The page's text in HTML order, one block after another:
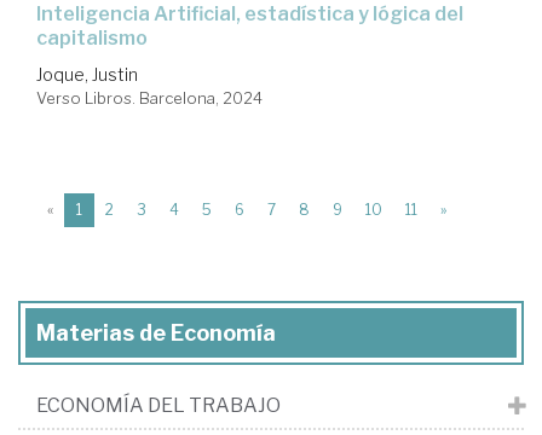
Inteligencia Artificial, estadística y lógica del
capitalismo
Joque, Justin
Verso Libros. Barcelona, 2024
« 1 (current)
2 3 4 5 6 7 8 9 10 11 »
Materias de Economía
ECONOMÍA DEL TRABAJO